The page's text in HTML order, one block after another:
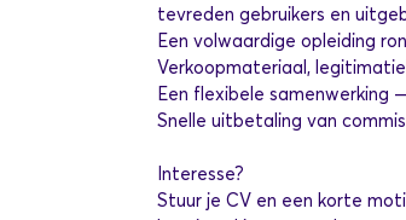
tevreden gebruikers en
Een volwaardige opleiding
Verkoopmateriaal,
Een flexibele
Snelle uitbetaling van
Interesse?
Stuur je CV en een korte